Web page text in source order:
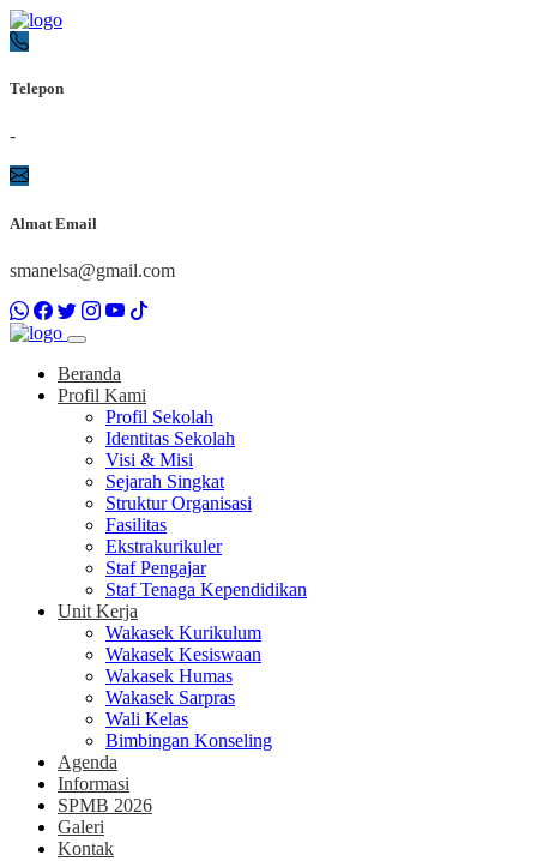
Telepon
-
Almat Email
smanelsa@gmail.com
Beranda
Profil Kami
Profil Sekolah
Identitas Sekolah
Visi & Misi
Sejarah Singkat
Struktur Organisasi
Fasilitas
Ekstrakurikuler
Staf Pengajar
Staf Tenaga Kependidikan
Unit Kerja
Wakasek Kurikulum
Wakasek Kesiswaan
Wakasek Humas
Wakasek Sarpras
Wali Kelas
Bimbingan Konseling
Agenda
Informasi
SPMB 2026
Galeri
Kontak